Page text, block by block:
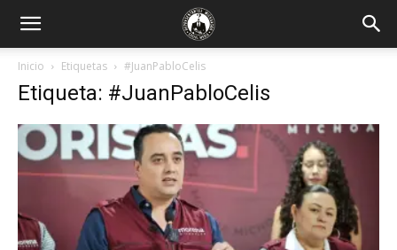
Inicio Etiquetas #JuanPabloCelis
Etiqueta: #JuanPabloCelis